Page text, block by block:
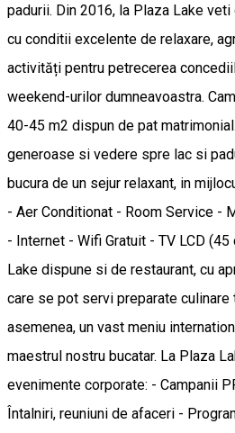
padurii. Din 2016, la Plaza Lake
cu conditii excelente de relaxare,
activități pentru petrecerea
weekend-urilor dumneavoastra.
40-45 m2 dispun de pat
generoase si vedere spre lac si
bucura de un sejur relaxant, in
- Aer Conditionat - Room Service -
- Internet - Wifi Gratuit - TV LCD
Lake dispune si de restaurant, cu
care se pot servi preparate
asemenea, un vast meniu
maestrul nostru bucatar. La Plaza
evenimente corporate: - Campanii
Întalniri, reuniuni de afaceri -